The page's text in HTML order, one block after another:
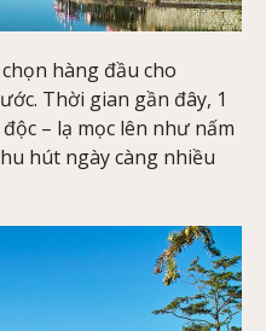
hàng đầu cho
Thời gian gần đây, 1
– lạ mọc lên như nấm
hút ngày càng nhiều